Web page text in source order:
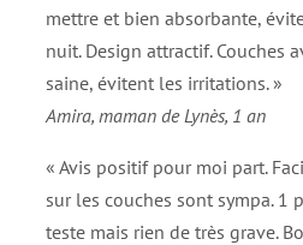
mettre et bien absorbante,
nuit. Design attractif. Couches
saine, évitent les irritations. »
Amira, maman de Lynès, 1 an
« Avis positif pour moi part.
sur les couches sont sympa. 1
teste mais rien de très grave.